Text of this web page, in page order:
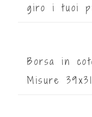
giro i tuoi
Borsa in
Misure